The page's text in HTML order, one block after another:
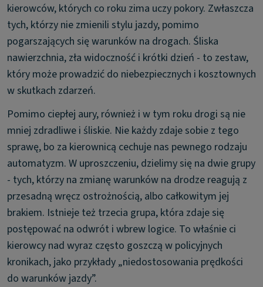
kierowców, których co roku zima uczy pokory. Zwłaszcza
tych, którzy nie zmienili stylu jazdy, pomimo
pogarszających się warunków na drogach. Śliska
nawierzchnia, zła widoczność i krótki dzień - to zestaw,
który może prowadzić do niebezpiecznych i kosztownych
w skutkach zdarzeń.
Pomimo ciepłej aury, również i w tym roku drogi są nie
mniej zdradliwe i śliskie. Nie każdy zdaje sobie z tego
sprawę, bo za kierownicą cechuje nas pewnego rodzaju
automatyzm. W uproszczeniu, dzielimy się na dwie grupy
- tych, którzy na zmianę warunków na drodze reagują z
przesadną wręcz ostrożnością, albo całkowitym jej
brakiem. Istnieje też trzecia grupa, która zdaje się
postępować na odwrót i wbrew logice. To właśnie ci
kierowcy nad wyraz często goszczą w policyjnych
kronikach, jako przykłady „niedostosowania prędkości
do warunków jazdy”.